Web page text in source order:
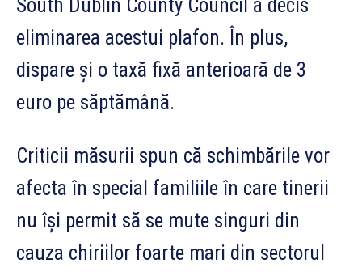
South Dublin County Council a decis
eliminarea acestui plafon. În plus,
dispare și o taxă fixă anterioară de 3
euro pe săptămână.
Criticii măsurii spun că schimbările vor
afecta în special familiile în care tinerii
nu își permit să se mute singuri din
cauza chiriilor foarte mari din sectorul